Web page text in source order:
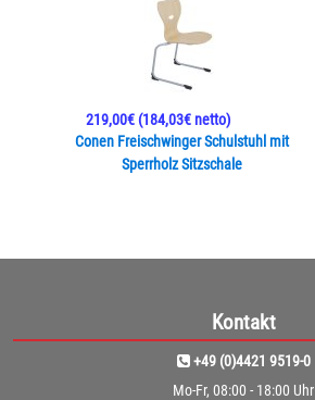
Conen Freischwinger Schulstuhl mit
Sperrholz Sitzschale
219,00€(184,03€ netto)
Kontakt
+49 (0)4421 9519-0
Mo-Fr, 08:00 - 18:00 Uhr